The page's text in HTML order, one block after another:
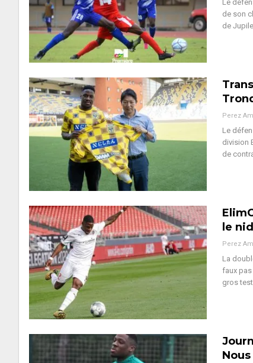
Le
de son
de
Perez
Le
division
de
le
Perez
La
faux
gros